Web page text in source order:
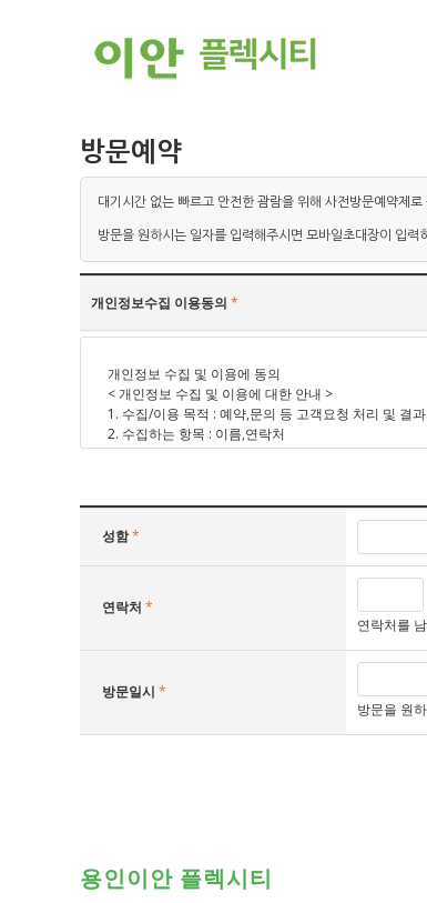
방문예약
대기시간 없는 빠르고 안전한 괌람을 위해 사전방문예약제로
방문을 원하시는 일자를 입력해주시면 모바일초대장이 입력
개인정보수집 이용동의 *
성함*
연락처 *
연락처를
방문일시 *
방문을 원
용인이안 플렉시티